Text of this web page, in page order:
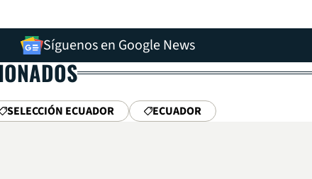
Síguenos en Google News
SELECCIÓN ECUADOR ECUADOR